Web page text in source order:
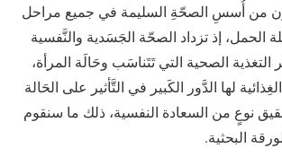
من أُسسِ الصحّةِ السليمة في جميع مراحل
الحمل، إذ تزداد الصحّة الجَسَدية والنَّفسية
التغذية الصحية التي تَتَناسَب وحَالَة المرأة،
لها الدَّور الكَبير في التَّأثير على الحَالة
نوعٍ من السعادة النفسية، ذلك ما سنقوم
البحثية.